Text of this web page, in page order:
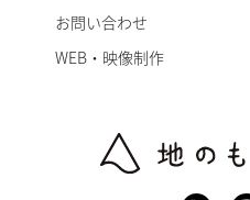
お問い合わせ
WEB・映像制作